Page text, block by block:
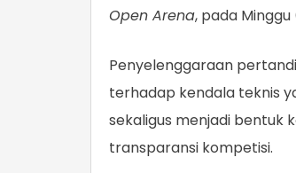
Open Arena, pada
Penyelenggaraan
terhadap kendala teknis
sekaligus menjadi bentuk
transparansi kompetisi.